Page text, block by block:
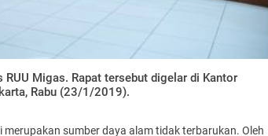
Migas. Rapat tersebut digelar di Kantor
Rabu (23/1/2019).
sumber daya alam tidak terbarukan. Oleh